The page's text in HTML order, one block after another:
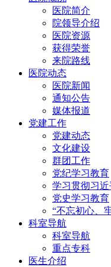
医院简介
院领导介绍
医院资源
获得荣誉
来院路线
医院动态
医院新闻
通知公告
媒体报道
党建工作
党建动态
文化建设
群团工作
党纪学习教育
学习贯彻习
党史学习教育
“不忘初心、
科室导航
科室导航
重点专科
医生介绍